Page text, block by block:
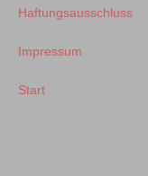
Haftungsausschluss
Impressum
Start